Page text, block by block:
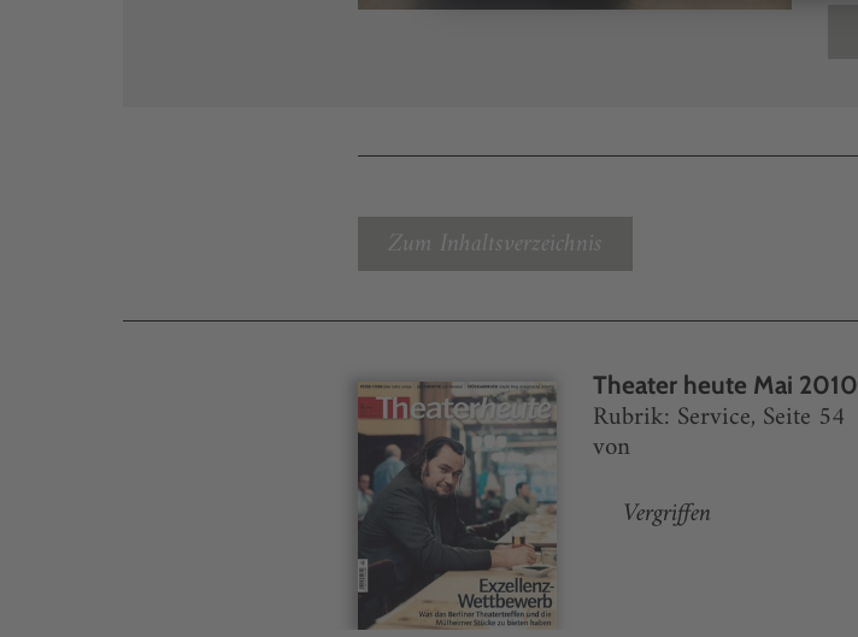
Zum Inhaltsverzeichnis
Theater heute Mai 2010
Rubrik: Service, Seite 54
von
Vergriffen